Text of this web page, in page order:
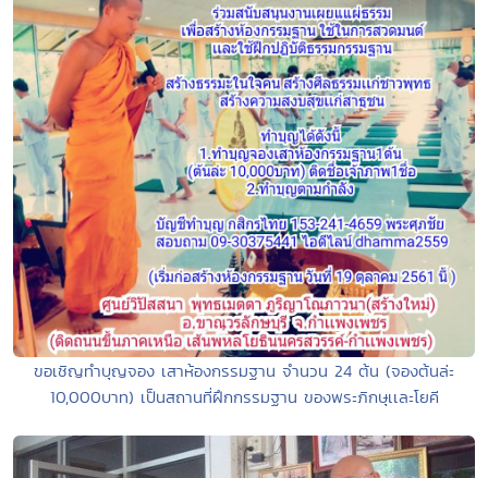
ขอเชิญทำบุญจอง เสาห้องกรรมฐาน จำนวน 24 ต้น (จองต้นล่ะ
10,000บาท) เป็นสถานที่ฝึกกรรมฐาน ของพระภิกษุเเละโยคี